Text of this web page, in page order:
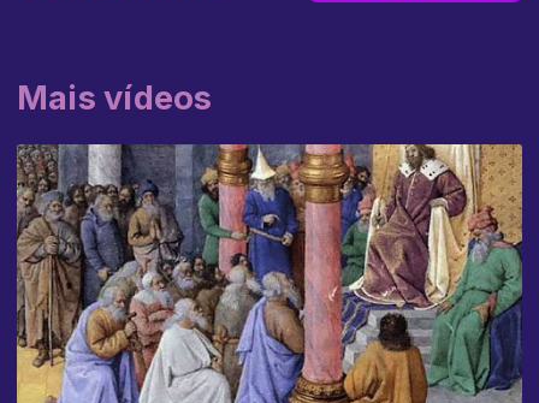
Mais vídeos